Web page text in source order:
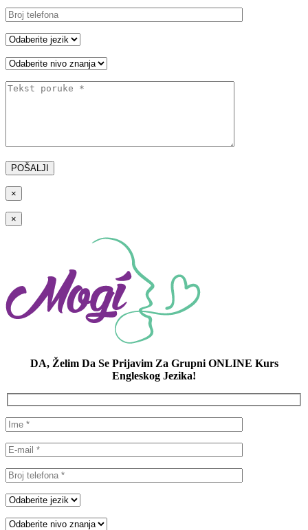
×
×
DA, Želim Da Se Prijavim Za Grupni ONLINE Kurs
Engleskog Jezika!